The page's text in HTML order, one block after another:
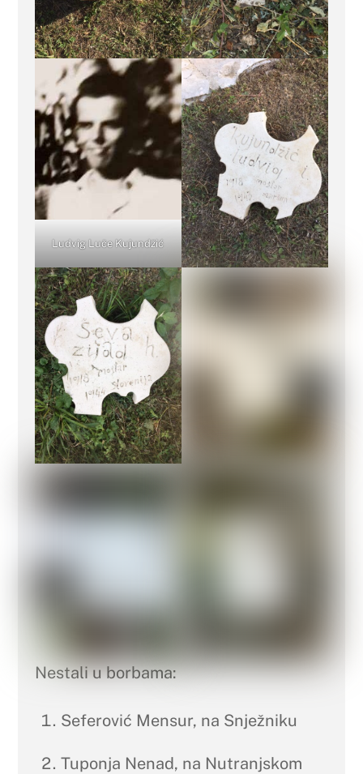
Ludvig Luče Kujundžić
Nestali u borbama:
Seferović Mensur, na Snježniku
Tuponja Nenad, na Nutranjskom